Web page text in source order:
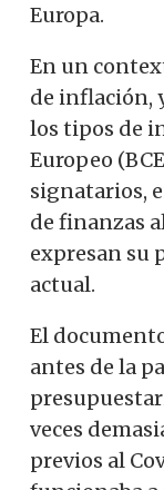
Europa.
En un
de inflación,
los tipos de
Europeo
signatarios,
de finanzas
expresan su
actual.
El
antes de la
veces
previos al